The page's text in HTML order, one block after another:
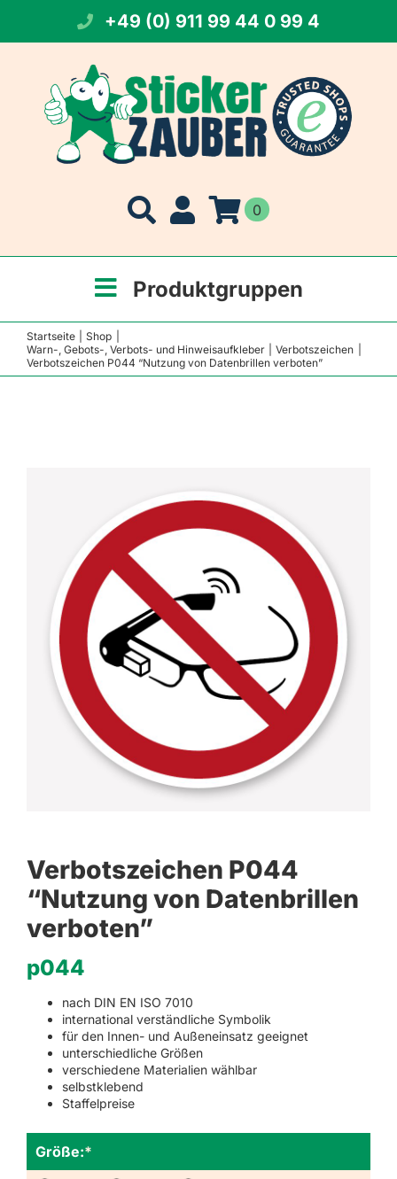
springen
+49 (0) 911 99 44 0 99 4
0
Produktgruppen
Startseite
Shop
Warn-, Gebots-, Verbots- und Hinweisaufkleber
Verbotszeichen
Verbotszeichen P044 “Nutzung von Datenbrillen verboten”
Verbotszeichen P044
“Nutzung von Datenbrillen
verboten”
p044
nach DIN EN ISO 7010
international verständliche Symbolik
für den Innen- und Außeneinsatz geeignet
unterschiedliche Größen
verschiedene Materialien wählbar
selbstklebend
Staffelpreise
*
Größe: